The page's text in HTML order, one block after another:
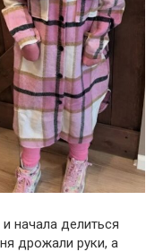
начала делиться
дрожали руки, а